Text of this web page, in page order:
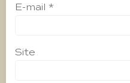
E-mail *
Site